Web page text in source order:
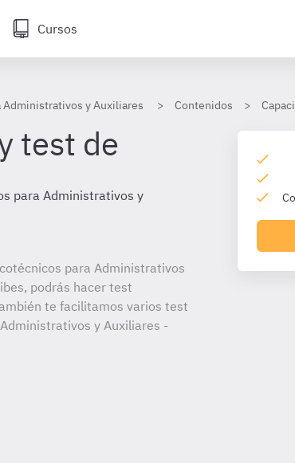
Cursos
Administrativos y Auxiliares Contenidos
test de
para Administrativos y
para Administrativos
podrás hacer test
te facilitamos varios test
y Auxiliares -